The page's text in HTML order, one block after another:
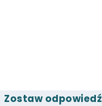
Zostaw odpowiedź